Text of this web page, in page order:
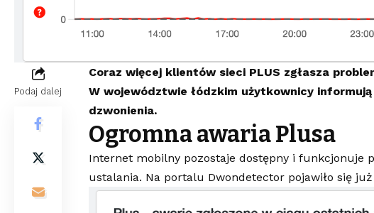
Podaj dalej
Coraz więcej klientów sieci PLUS zgłasza
W województwie łódzkim użytkownicy
dzwonienia.
Ogromna awaria Plusa
Internet mobilny pozostaje dostępny i funkcjonuje
ustalania. Na portalu Dwondetector pojawiło się już